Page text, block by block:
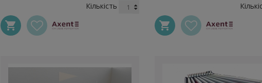
Кількість